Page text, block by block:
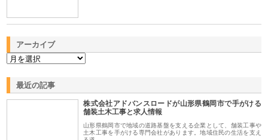
アーカイブ
最近の記事
株式会社アドバンスロードが山形県鶴岡市で手がける
舗装土木工事と求人情報
山形県鶴岡市で地域の道路基盤を支える企業として、舗装工事や
土木工事を手がける専門会社があります。地域住民の生活を支え